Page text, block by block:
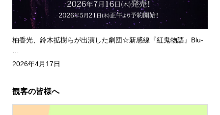
柚香光、鈴木拡樹らが出演した劇団☆新感線『紅鬼物語』Blu-
2026年4月17日
観客の皆様へ